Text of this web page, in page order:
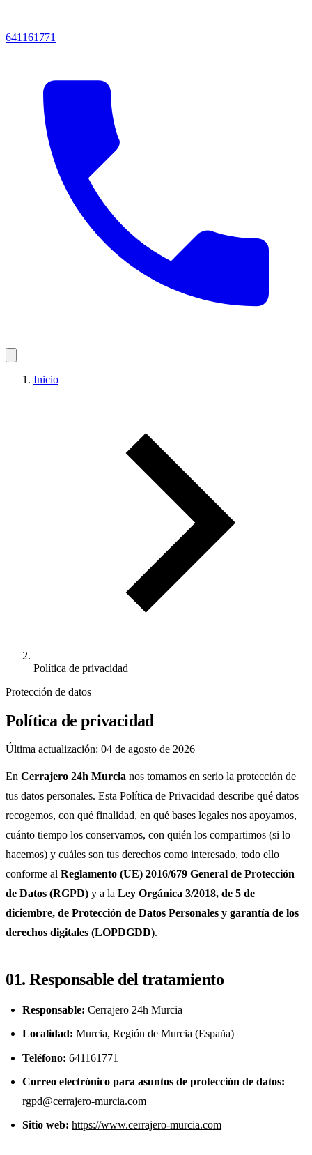
641161771‬‬
Inicio
Política de privacidad
Protección de datos
Política de privacidad
Última actualización: 04 de agosto de 2026
En Cerrajero 24h Murcia nos tomamos en serio la protección de
tus datos personales. Esta Política de Privacidad describe qué datos
recogemos, con qué finalidad, en qué bases legales nos apoyamos,
cuánto tiempo los conservamos, con quién los compartimos (si lo
hacemos) y cuáles son tus derechos como interesado, todo ello
conforme al Reglamento (UE) 2016/679 General de Protección
de Datos (RGPD) y a la Ley Orgánica 3/2018, de 5 de
diciembre, de Protección de Datos Personales y garantía de los
derechos digitales (LOPDGDD).
01. Responsable del tratamiento
Responsable: Cerrajero 24h Murcia
Localidad: Murcia, Región de Murcia (España)
Teléfono: 641161771‬‬
Correo electrónico para asuntos de protección de datos:
rgpd@cerrajero-murcia.com
Sitio web: https://www.cerrajero-murcia.com